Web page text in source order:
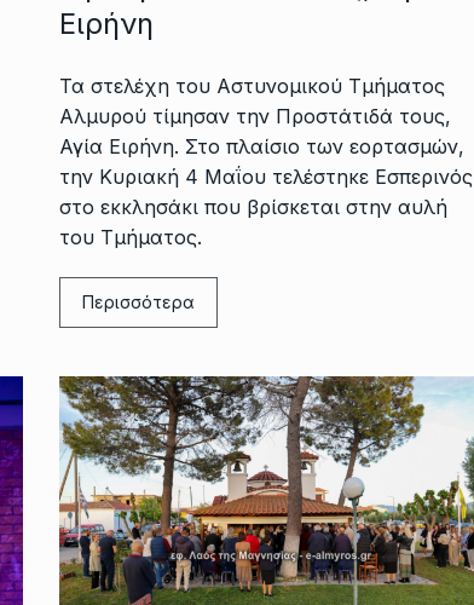
Ειρήνη
Τα στελέχη του Αστυνομικού Τμήματος
Αλμυρού τίμησαν την Προστάτιδά τους,
Αγία Ειρήνη. Στο πλαίσιο των εορτασμών,
την Κυριακή 4 Μαΐου τελέστηκε Εσπερινός
στο εκκλησάκι που βρίσκεται στην αυλή
του Τμήματος.
Περισσότερα